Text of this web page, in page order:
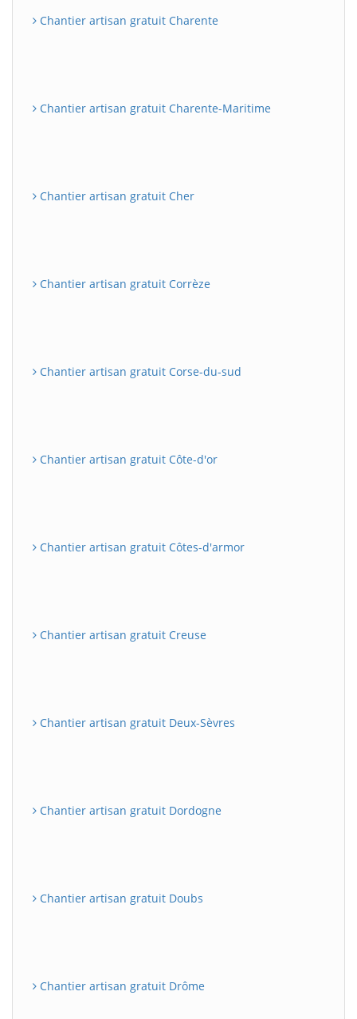
Chantier artisan gratuit Charente
Chantier artisan gratuit Charente-Maritime
Chantier artisan gratuit Cher
Chantier artisan gratuit Corrèze
Chantier artisan gratuit Corse-du-sud
Chantier artisan gratuit Côte-d'or
Chantier artisan gratuit Côtes-d'armor
Chantier artisan gratuit Creuse
Chantier artisan gratuit Deux-Sèvres
Chantier artisan gratuit Dordogne
Chantier artisan gratuit Doubs
Chantier artisan gratuit Drôme